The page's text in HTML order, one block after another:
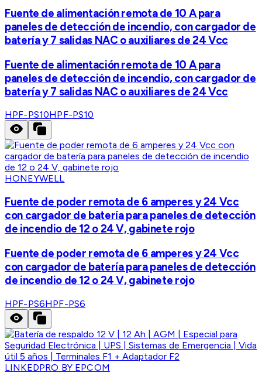
Fuente de alimentación remota de 10 A para
paneles de detección de incendio, con cargador de
batería y 7 salidas NAC o auxiliares de 24 Vcc
Fuente de alimentación remota de 10 A para
paneles de detección de incendio, con cargador de
batería y 7 salidas NAC o auxiliares de 24 Vcc
HPF-PS10HPF-PS10
HONEYWELL
Fuente de poder remota de 6 amperes y 24 Vcc
con cargador de batería para paneles de detección
de incendio de 12 o 24 V, gabinete rojo
Fuente de poder remota de 6 amperes y 24 Vcc
con cargador de batería para paneles de detección
de incendio de 12 o 24 V, gabinete rojo
HPF-PS6HPF-PS6
LINKEDPRO BY EPCOM